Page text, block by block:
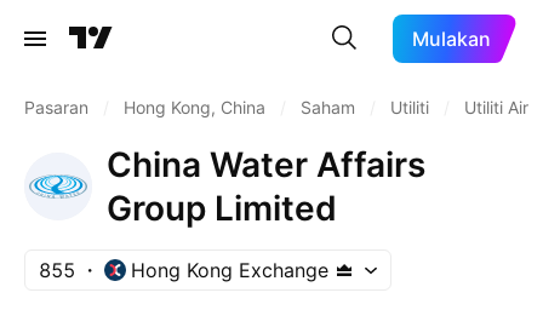
Mulakan
Pasaran Hong Kong, China Saham Utiliti Utiliti Air
China Water Affairs
Group Limited
855 Hong Kong Exchange